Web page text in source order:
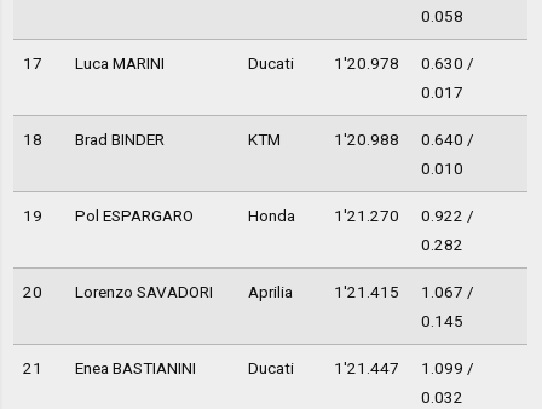
0.058
17 Luca MARINI Ducati 1'20.978
0.630 /
0.017
18 Brad BINDER KTM 1'20.988
0.640 /
0.010
19 Pol ESPARGARO Honda 1'21.270
0.922 /
0.282
20 Lorenzo SAVADORI Aprilia 1'21.415
1.067 /
0.145
21 Enea BASTIANINI Ducati 1'21.447
1.099 /
0.032